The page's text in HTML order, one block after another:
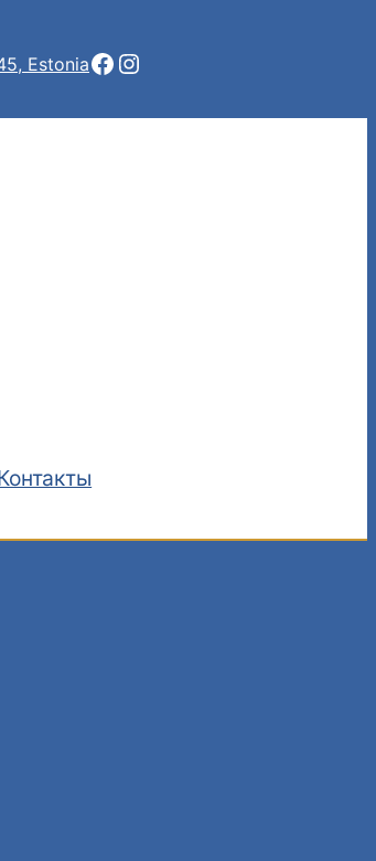
EstoniaFacebook
Instagram